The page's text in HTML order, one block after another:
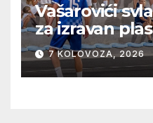
Vašarovići
za izravan
četvrtfinale,
prolazak
večeras
7 KOLOVOZA, 2026